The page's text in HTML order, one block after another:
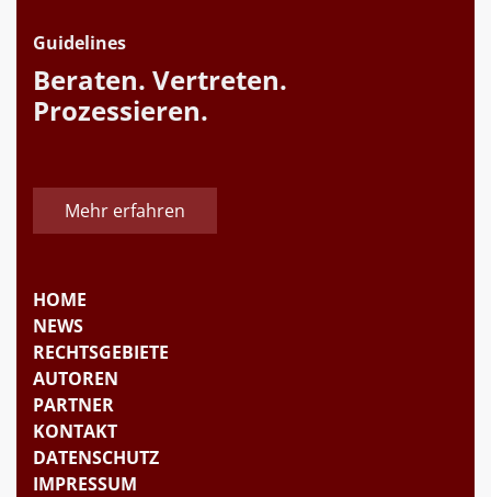
Guidelines
Beraten. Vertreten.
Prozessieren.
Mehr erfahren
HOME
NEWS
RECHTSGEBIETE
AUTOREN
PARTNER
KONTAKT
DATENSCHUTZ
IMPRESSUM